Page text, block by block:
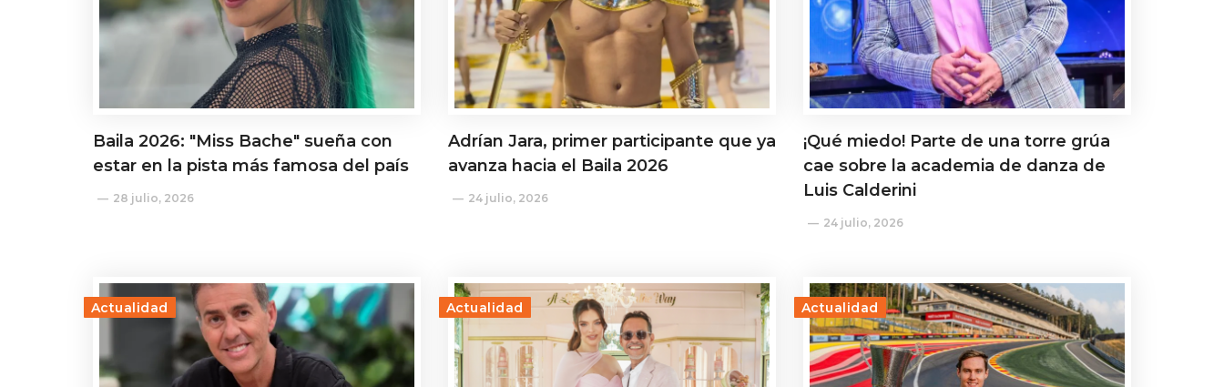
Baila 2026: "Miss Bache" sueña con
estar en la pista más famosa del país
28 julio, 2026
Adrían Jara, primer participante que ya
avanza hacia el Baila 2026
24 julio, 2026
¡Qué miedo! Parte de una torre grúa
cae sobre la academia de danza de
Luis Calderini
24 julio, 2026
Actualidad Actualidad Actualidad